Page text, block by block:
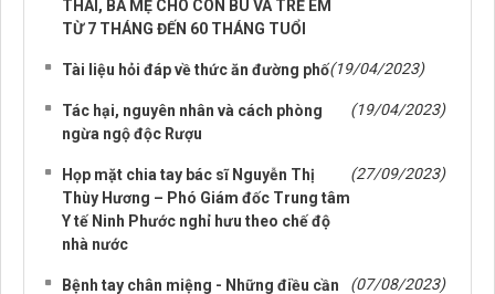
THAI, BÀ MẸ CHO CON BÚ VÀ TRẺ EM
TỪ 7 THÁNG ĐẾN 60 THÁNG TUỔI
Tài liệu hỏi đáp về thức ăn đường phố(19/04/2023)
Tác hại, nguyên nhân và cách phòng
ngừa ngộ độc Rượu
(19/04/2023)
Họp mặt chia tay bác sĩ Nguyễn Thị
Thùy Hương – Phó Giám đốc Trung tâm
Y tế Ninh Phước nghỉ hưu theo chế độ
nhà nước
(27/09/2023)
Bệnh tay chân miệng - Những điều cần (07/08/2023)